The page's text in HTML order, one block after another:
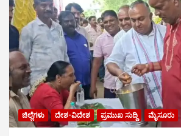
ಜಿಲ್ಲೆಗಳು ದೇಶ-ವಿದೇಶ ಪ್ರಮುಖ ಸುದ್ದಿ ಮೈಸೂರು